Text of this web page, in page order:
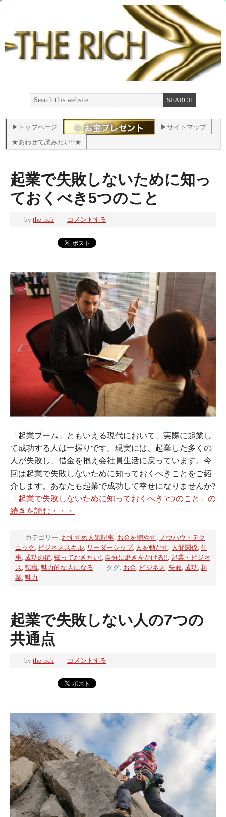
▶トップページ
▶サイトマップ
★あわせて読みたい!!★
起業で失敗しないために知っ
ておくべき5つのこと
by the-rich コメントする
「起業ブーム」ともいえる現代において、実際に起業し
て成功する人は一握りです。現実には、起業した多くの
人が失敗し、借金を抱え会社員生活に戻っています。今
回は起業で失敗しないために知っておくべきことをご紹
介します。あなたも起業で成功して幸せになりませんか?
「起業で失敗しないために知っておくべき5つのこと」の
続きを読む・・・
カテゴリー: おすすめ人気記事 お金を増やす
ノウハウ・テク
ニック
ビジネススキル リーダーシップ, 人を動かす 人間関係 仕
事 成功の鍵 知っておきたい! 自分に磨きをかける!! 起業・ビジネ
ス 転職 魅力的な人になる タグ: お金 ビジネス 失敗 成功 起
業 魅力
起業で失敗しない人の7つの
共通点
by the-rich コメントする